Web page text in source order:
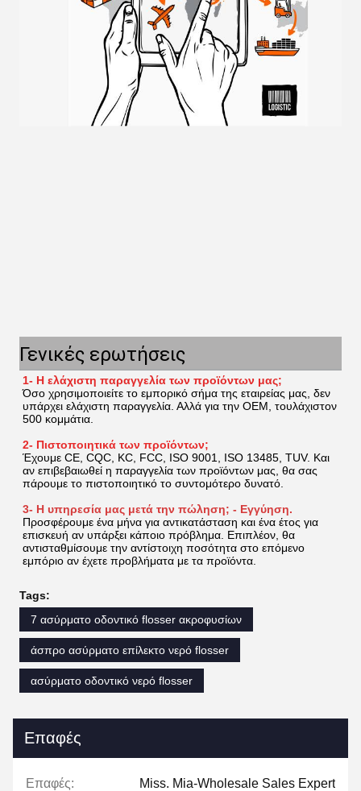
Γενικές ερωτήσεις
1- Η ελάχιστη παραγγελία των προϊόντων μας;
Όσο χρησιμοποιείτε το εμπορικό σήμα της εταιρείας μας, δεν
υπάρχει ελάχιστη παραγγελία. Αλλά για την OEM, τουλάχιστον
500 κομμάτια.
2- Πιστοποιητικά των προϊόντων;
Έχουμε CE, CQC, KC, FCC, ISO 9001, ISO 13485, TUV. Και
αν επιβεβαιωθεί η παραγγελία των προϊόντων μας, θα σας
πάρουμε το πιστοποιητικό το συντομότερο δυνατό.
3- Η υπηρεσία μας μετά την πώληση; - Εγγύηση.
Προσφέρουμε ένα μήνα για αντικατάσταση και ένα έτος για
επισκευή αν υπάρξει κάποιο πρόβλημα. Επιπλέον, θα
αντισταθμίσουμε την αντίστοιχη ποσότητα στο επόμενο
εμπόριο αν έχετε προβλήματα με τα προϊόντα.
Tags:
7 ασύρματο οδοντικό flosser ακροφυσίων
άσπρο ασύρματο επίλεκτο νερό flosser
ασύρματο οδοντικό νερό flosser
Επαφές
Επαφές: Miss. Mia-Wholesale Sales Expert